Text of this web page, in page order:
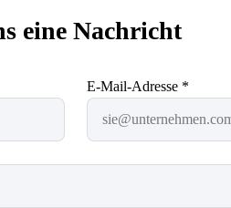
eine Nachricht
E-Mail-Adresse *